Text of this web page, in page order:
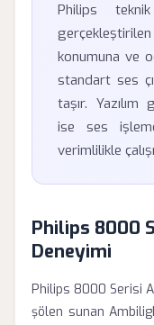
Philips
konumuna ve
standart ses
taşır.
ise ses
verimlilikle
Philips 8000
Deneyimi
Philips 8000 Serisi
şölen sunan